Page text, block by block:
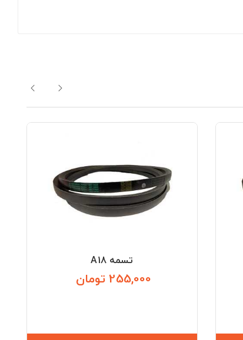
تسمه A18
255,000 تومان